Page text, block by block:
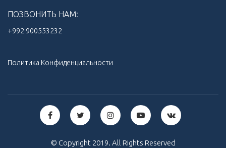
ПОЗВОНИТЬ НАМ:
+992 900553232‬
Политика Конфиденциальности
© Copyright 2019. All Rights Reserved